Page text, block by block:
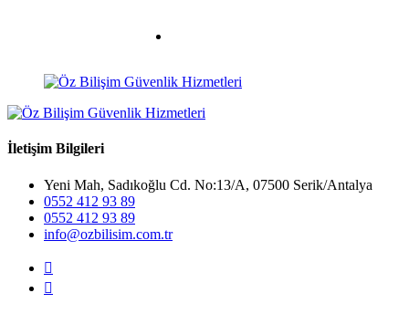
İletişim Bilgileri
Yeni Mah, Sadıkoğlu Cd. No:13/A, 07500 Serik/Antalya
0552 412 93 89
0552 412 93 89
info@ozbilisim.com.tr